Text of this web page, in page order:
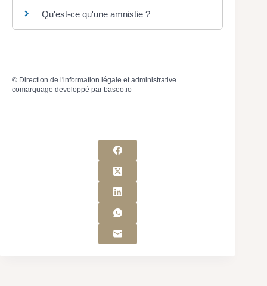
Qu'est-ce qu'une amnistie ?
© Direction de l'information légale et administrative
comarquage developpé par baseo.io